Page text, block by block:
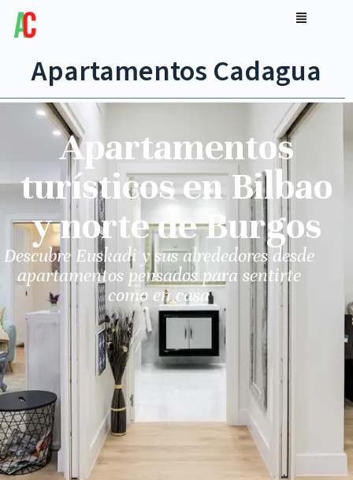
Apartamentos Cadagua
Apartamentos
turísticos en Bilbao
y norte de Burgos
Descubre Euskadi y sus alrededores desde
apartamentos pensados para sentirte
como en casa